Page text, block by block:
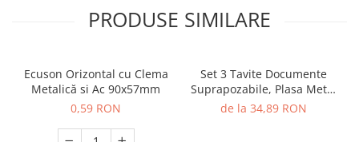
PRODUSE SIMILARE
Ecuson Orizontal cu Clema
Metalică si Ac 90x57mm
0,59 RON
Set 3 Tavite Documente
Suprapozabile, Plasa Metal
Eher
de la 34,89 RON